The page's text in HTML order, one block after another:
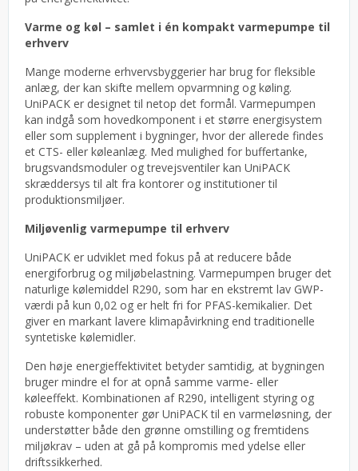
Varme og køl – samlet i én kompakt varmepumpe til
erhverv
Mange moderne erhvervsbyggerier har brug for fleksible
anlæg, der kan skifte mellem opvarmning og køling.
UniPACK er designet til netop det formål. Varmepumpen
kan indgå som hovedkomponent i et større energisystem
eller som supplement i bygninger, hvor der allerede findes
et CTS- eller køleanlæg. Med mulighed for buffertanke,
brugsvandsmoduler og trevejsventiler kan UniPACK
skræddersys til alt fra kontorer og institutioner til
produktionsmiljøer.
Miljøvenlig varmepumpe til erhverv
UniPACK er udviklet med fokus på at reducere både
energiforbrug og miljøbelastning. Varmepumpen bruger det
naturlige kølemiddel R290, som har en ekstremt lav GWP-
værdi på kun 0,02 og er helt fri for PFAS-kemikalier. Det
giver en markant lavere klimapåvirkning end traditionelle
syntetiske kølemidler.
Den høje energieffektivitet betyder samtidig, at bygningen
bruger mindre el for at opnå samme varme- eller
køleeffekt. Kombinationen af R290, intelligent styring og
robuste komponenter gør UniPACK til en varmeløsning, der
understøtter både den grønne omstilling og fremtidens
miljøkrav – uden at gå på kompromis med ydelse eller
driftssikkerhed.